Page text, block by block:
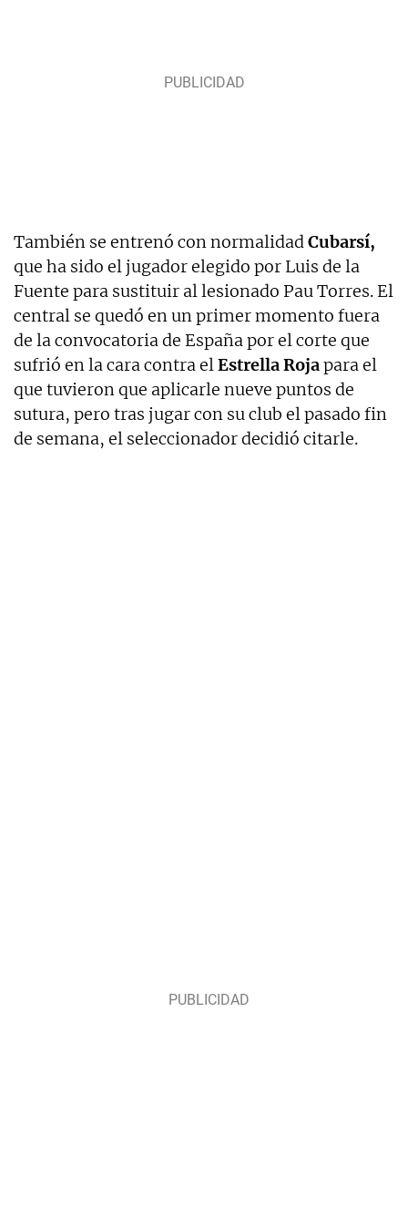
También se entrenó con normalidadCubarsí,
que ha sido el jugador elegido por Luis de la
Fuente para sustituir al lesionado Pau Torres. El
central se quedó en un primer momento fuera
de la convocatoria de España por el corte que
sufrió en la cara contra elEstrella Rojapara el
que tuvieron que aplicarle nueve puntos de
sutura, pero tras jugar con su club el pasado fin
de semana, el seleccionador decidió citarle.